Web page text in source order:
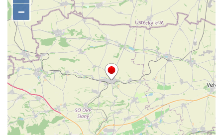
Socha Veledaněk v ZOO Hluboká
Socha Koroun bezzubý v ZOO Hluboká
Socha Plejtvák obrovský v ZOO Hluboká
Socha Medvěd jeskynní v ZOO Hluboká
Socha Mamutí lebka v ZOO Hluboká
Socha Mamut srstnatý v ZOO Hluboká
Socha Orel v ZOO Hluboká
Socha Vydry si hrají v ZOO Hluboká
Socha Přátelství v ZOO Hluboká